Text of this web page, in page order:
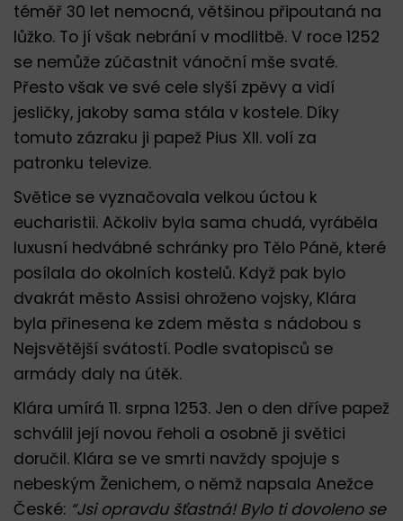
téměř 30 let nemocná, většinou připoutaná na
lůžko. To jí však nebrání v modlitbě. V roce 1252
se nemůže zúčastnit vánoční mše svaté.
Přesto však ve své cele slyší zpěvy a vidí
jesličky, jakoby sama stála v kostele. Díky
tomuto zázraku ji papež Pius XII. volí za
patronku televize.
Světice se vyznačovala velkou úctou k
eucharistii. Ačkoliv byla sama chudá, vyráběla
luxusní hedvábné schránky pro Tělo Páně, které
posílala do okolních kostelů. Když pak bylo
dvakrát město Assisi ohroženo vojsky, Klára
byla přinesena ke zdem města s nádobou s
Nejsvětější svátostí. Podle svatopisců se
armády daly na útěk.
Klára umírá 11. srpna 1253. Jen o den dříve papež
schválil její novou řeholi a osobně ji světici
doručil. Klára se ve smrti navždy spojuje s
nebeským Ženichem, o němž napsala Anežce
České: “Jsi opravdu šťastná! Bylo ti dovoleno se